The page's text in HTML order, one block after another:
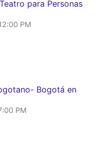
para Personas
PM
Bogotá en
PM